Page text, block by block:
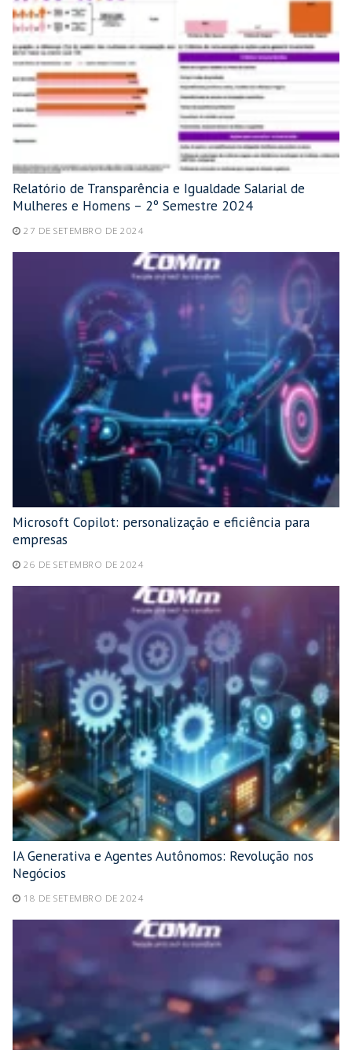
Relatório de Transparência e Igualdade Salarial de
Mulheres e Homens – 2º Semestre 2024
27 DE SETEMBRO DE 2024
Microsoft Copilot: personalização e eficiência para
empresas
26 DE SETEMBRO DE 2024
IA Generativa e Agentes Autônomos: Revolução nos
Negócios
18 DE SETEMBRO DE 2024